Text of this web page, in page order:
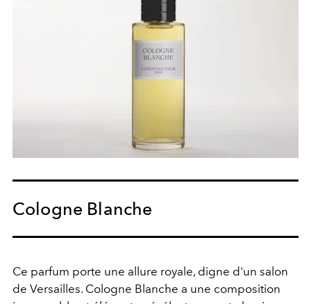
Cologne Blanche
Ce parfum porte une allure royale, digne d'un salon
de Versailles. Cologne Blanche a une composition